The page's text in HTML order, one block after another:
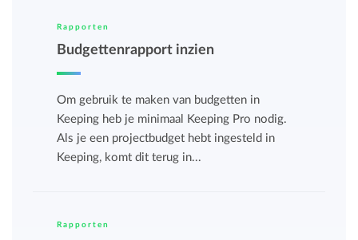
Rapporten
Budgettenrapport inzien
Om gebruik te maken van budgetten in
Keeping heb je minimaal Keeping Pro nodig.
Als je een projectbudget hebt ingesteld in
Keeping, komt dit terug in...
Rapporten